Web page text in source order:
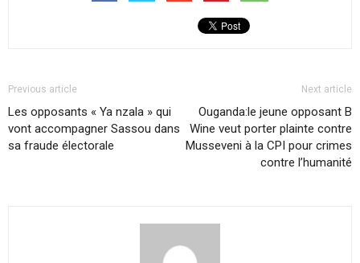
Previous article
Les opposants « Ya nzala » qui
vont accompagner Sassou dans
sa fraude électorale
Next article
Ouganda:le jeune opposant B
Wine veut porter plainte contre
Musseveni à la CPI pour crimes
contre l’humanité